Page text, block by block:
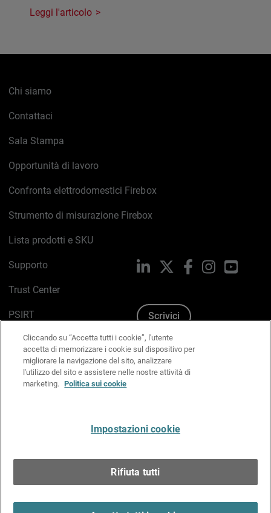
Leggi l'articolo
Chi siamo
Contattaci
Sala Stampa
Opportunità di lavoro
Confronta elettrodomestici Firebox
Strumento di misurazione Firebox
Lista prodotti e SKU
Supporto
Trust Center
PSIRT
Politica sui cookie
Informativa sulla privacy
Kit Media & Brand
LinkedIn FacebookInstagram
Scrivici
Cliccando su “Accetta tutti i cookie”, l'utente
accetta di memorizzare i cookie sul dispositivo per
migliorare la navigazione del sito, analizzare
l'utilizzo del sito e assistere nelle nostre attività di
marketing. Politica sui cookie
Impostazioni cookie
Rifiuta tutti